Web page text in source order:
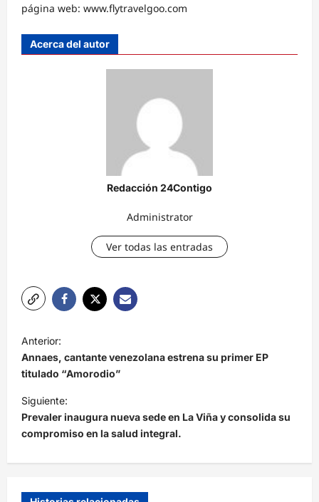
página web: www.flytravelgoo.com
Acerca del autor
Redacción 24Contigo
Administrator
Ver todas las entradas
a
v
e
g
a
c
Anterior:
Annaes, cantante venezolana estrena su primer EP
titulado “Amorodio”
Siguiente:
Prevaler inaugura nueva sede en La Viña y consolida su
compromiso en la salud integral.